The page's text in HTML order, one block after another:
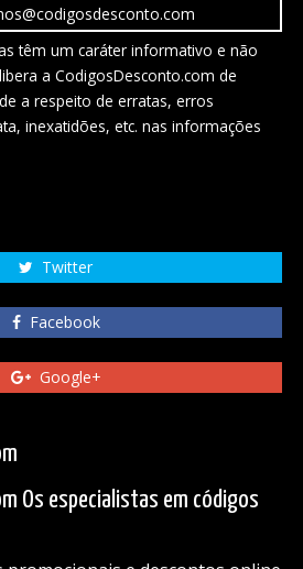
têm um caráter informativo e não
a CodigosDesconto.com de
a respeito de erratas, erros
inexatidões, etc. nas informações
Twitter
Facebook
Google+
Os especialistas em códigos